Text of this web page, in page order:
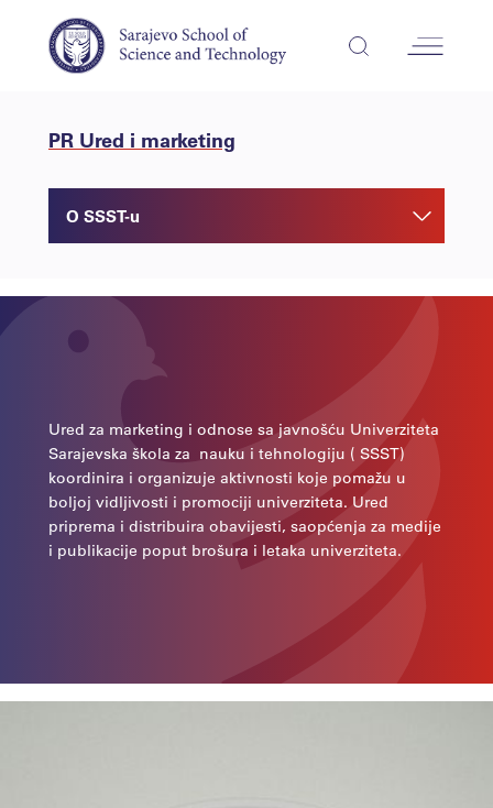
PR Ured i marketing
O SSST-u
Ured za marketing i odnose sa javnošću Univerziteta
Sarajevska škola za nauku i tehnologiju ( SSST)
koordinira i organizuje aktivnosti koje pomažu u
boljoj vidljivosti i promociji univerziteta. Ured
priprema i distribuira obavijesti, saopćenja za medije
i publikacije poput brošura i letaka univerziteta.